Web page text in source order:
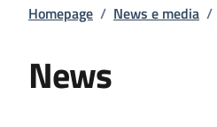
Homepage / News e media /
News